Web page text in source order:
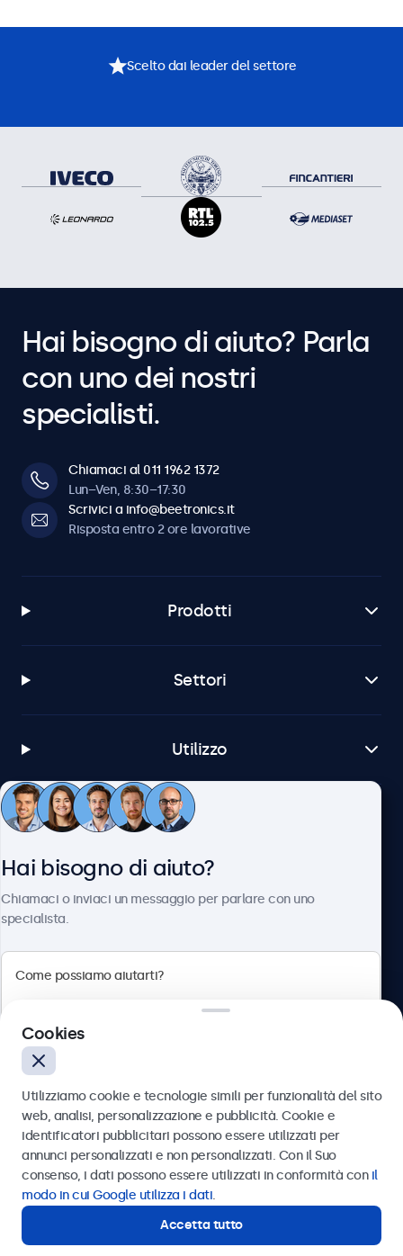
Scelto dai leader del settore
Hai bisogno di aiuto? Parla
con uno dei nostri
specialisti.
Chiamaci al 011 1962 1372
Lun–Ven, 8:30–17:30
Scrivici a info@beetronics.it
Risposta entro 2 ore lavorative
Prodotti
Settori
Utilizzo
Servizio Clienti
Italiano
Hai bisogno di aiuto?
Chiamaci o inviaci un messaggio per parlare con uno
specialista.
Inviare
Oppure chiamaci al
Contatta i nostri esperti
Cookies
Utilizziamo cookie e tecnologie simili per funzionalità del sito
web, analisi, personalizzazione e pubblicità. Cookie e
identificatori pubblicitari possono essere utilizzati per
annunci personalizzati e non personalizzati. Con il Suo
consenso, i dati possono essere utilizzati in conformità con il
modo in cui Google utilizza i dati.
Accetta tutto